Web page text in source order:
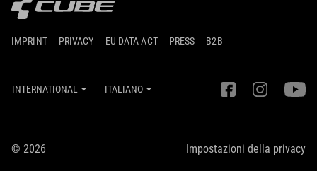
IMPRINT PRIVACY EU DATA ACT PRESS B2B
INTERNATIONAL ITALIANO
© 2026 Impostazioni della privacy